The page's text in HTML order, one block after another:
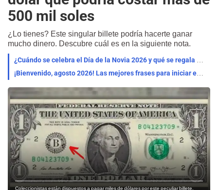
500 mil soles
¿Lo tienes? Este singular billete podría hacerte ganar
mucho dinero. Descubre cuál es en la siguiente nota.
¿Cuándo se celebra el Día de la Novia 2026 y qué se regala en esta fecha especial?
¡Bienvenido, agosto 2026! Las mejores frases para iniciar este nuevo mes con entusiasmo e inspiración
Coleccionistas están dispuestos a pagar miles de dólares por este peculiar billete.